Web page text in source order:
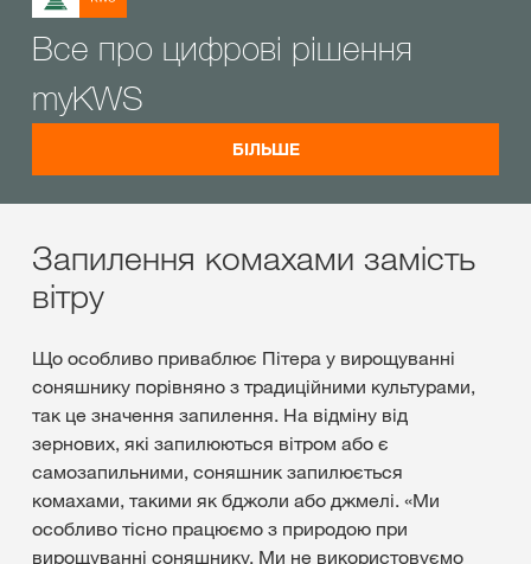
Все про цифрові рішення
myKWS
БІЛЬШЕ
Запилення комахами замість
вітру
Що особливо приваблює Пітера у вирощуванні
соняшнику порівняно з традиційними культурами,
так це значення запилення. На відміну від
зернових, які запилюються вітром або є
самозапильними, соняшник запилюється
комахами, такими як бджоли або джмелі. «Ми
особливо тісно працюємо з природою при
вирощуванні соняшнику. Ми не використовуємо